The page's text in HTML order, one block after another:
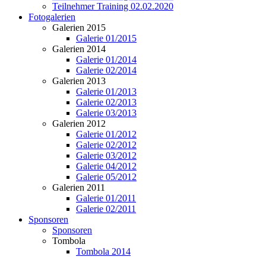
Teilnehmer Training 02.02.2020
Fotogalerien
Galerien 2015
Galerie 01/2015
Galerien 2014
Galerie 01/2014
Galerie 02/2014
Galerien 2013
Galerie 01/2013
Galerie 02/2013
Galerie 03/2013
Galerien 2012
Galerie 01/2012
Galerie 02/2012
Galerie 03/2012
Galerie 04/2012
Galerie 05/2012
Galerien 2011
Galerie 01/2011
Galerie 02/2011
Sponsoren
Sponsoren
Tombola
Tombola 2014